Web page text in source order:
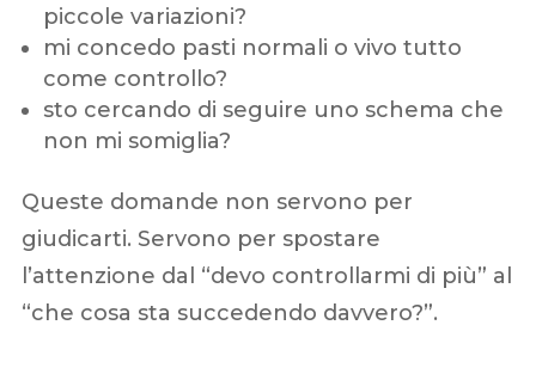
piccole variazioni?
mi concedo pasti normali o vivo tutto
come controllo?
sto cercando di seguire uno schema che
non mi somiglia?
Queste domande non servono per
giudicarti. Servono per spostare
l’attenzione dal “devo controllarmi di più” al
“che cosa sta succedendo davvero?”.